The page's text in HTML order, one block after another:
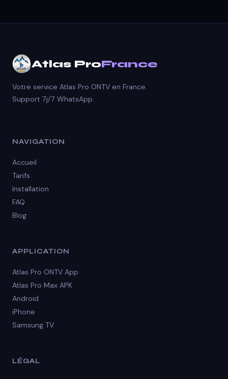
Atlas ProFrance
Votre service Atlas Pro ONTV en France.
Support 7j/7 WhatsApp.
NAVIGATION
Accueil
Tarifs
Installation
FAQ
Blog
APPLICATION
Atlas Pro ONTV App
Atlas Pro Max APK
Android
iPhone
Samsung TV
LÉGAL